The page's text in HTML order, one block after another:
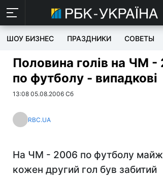
ШОУ БИЗНЕС ПРАЗДНИКИ СОВЕТЫ
Половина голів на ЧМ -
по футболу - випадкові
13:08 05.08.2006 Сб
RBC.UA
На ЧМ - 2006 по футболу
кожен другий гол був забитий